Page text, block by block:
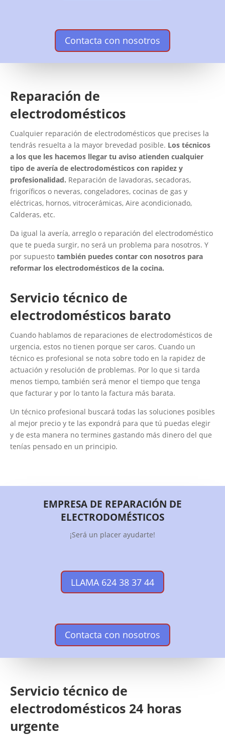
Contacta con nosotros
Reparación de
electrodomésticos
Cualquier reparación de electrodomésticos que precises la
tendrás resuelta a la mayor brevedad posible. Los técnicos
a los que les hacemos llegar tu aviso atienden cualquier
tipo de avería de electrodomésticos con rapidez y
profesionalidad. Reparación de lavadoras, secadoras,
frigoríficos o neveras, congeladores, cocinas de gas y
eléctricas, hornos, vitrocerámicas, Aire acondicionado,
Calderas, etc.
Da igual la avería, arreglo o reparación del electrodoméstico
que te pueda surgir, no será un problema para nosotros. Y
por supuesto también puedes contar con nosotros para
reformar los electrodomésticos de la cocina.
Servicio técnico de
electrodomésticos barato
Cuando hablamos de reparaciones de electrodomésticos de
urgencia, estos no tienen porque ser caros. Cuando un
técnico es profesional se nota sobre todo en la rapidez de
actuación y resolución de problemas. Por lo que si tarda
menos tiempo, también será menor el tiempo que tenga
que facturar y por lo tanto la factura más barata.
Un técnico profesional buscará todas las soluciones posibles
al mejor precio y te las expondrá para que tú puedas elegir
y de esta manera no termines gastando más dinero del que
tenías pensado en un principio.
EMPRESA DE REPARACIÓN DE
ELECTRODOMÉSTICOS
¡Será un placer ayudarte!
LLAMA 624 38 37 44
Contacta con nosotros
Servicio técnico de
electrodomésticos 24 horas
urgente